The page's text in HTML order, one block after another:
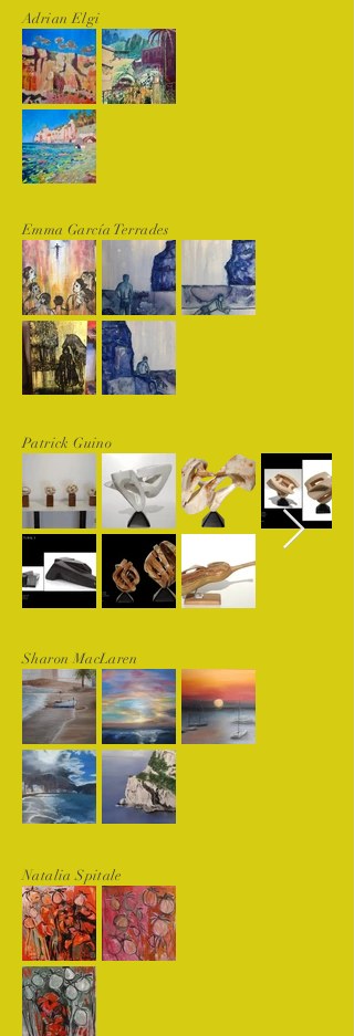
Adrian Elgi
Emma García Terrades
Patrick Guino
Sharon MacLaren
Natalia Spitale